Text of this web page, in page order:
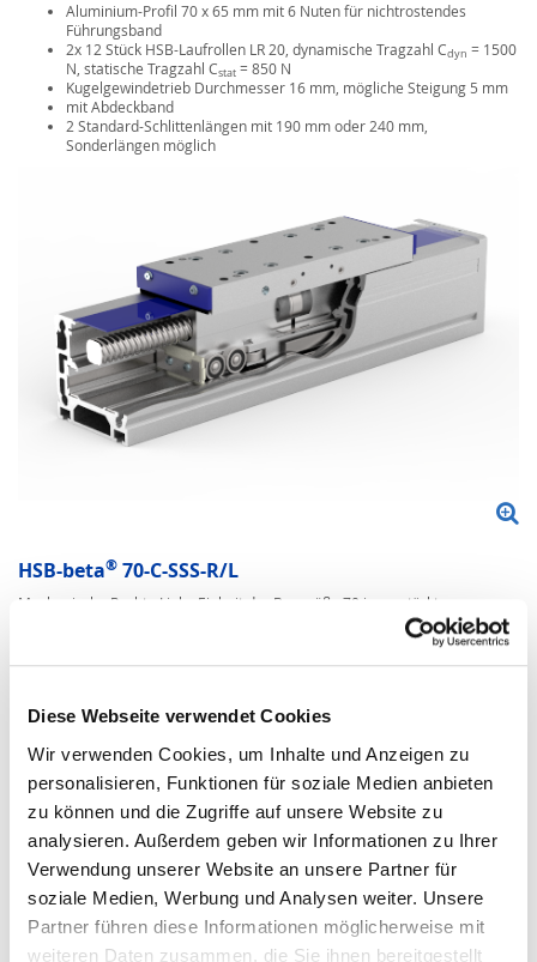
Diese Webseite verwendet Cookies
Wir verwenden Cookies, um Inhalte und Anzeigen zu
personalisieren, Funktionen für soziale Medien anbieten
zu können und die Zugriffe auf unsere Website zu
analysieren. Außerdem geben wir Informationen zu Ihrer
Verwendung unserer Website an unsere Partner für
soziale Medien, Werbung und Analysen weiter. Unsere
Partner führen diese Informationen möglicherweise mit
weiteren Daten zusammen, die Sie ihnen bereitgestellt
Aluminium-Profil 70 x 65 mm mit 6 Nuten für nichtrostendes
Führungsband
2x 12 Stück HSB-Laufrollen LR 20, dynamische Tragzahl Cdyn = 1500
N, statische Tragzahl Cstat = 850 N
Kugelgewindetrieb Durchmesser 16 mm, mögliche Steigung 5 mm
mit Abdeckband
2 Standard-Schlittenlängen mit 190 mm oder 240 mm,
Sonderlängen möglich
HSB-beta® 70-C-SSS-R/L
Mechanische Rechts-Links-Einheit der Baugröße 70 in verstärkter
Ausführung mit 2 Schlitten, Kugelgewindetrieb und Kugelschienenführung:
Beschleunigung max.:
a = 20 m/s²
Vorschubkraft max.:
FX= 2000 N
Aluminium-Profil 70 x 65 mm mit mit angeschraubter
Kugelschienenführung Größe 15 und 2 Kugelführungswagen
Standard je Schlitten
Rechts-Links-Kugelgewindetrieb Durchmesser 16 mm, mögliche
Steigung 5 mm
mit Abdeckband
2 Standard-Schlittenlängen mit 190 mm oder 240 mm,
Sonderlängen möglich